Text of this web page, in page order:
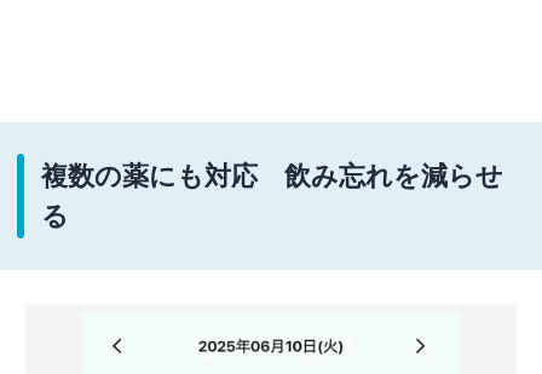
複数の薬にも対応 飲み忘れを減らせ
る